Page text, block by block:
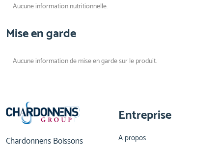
Aucune information nutritionnelle.
Mise en garde
Aucune information de mise en garde sur le produit.
Chardonnens Boissons
Entreprise
A propos